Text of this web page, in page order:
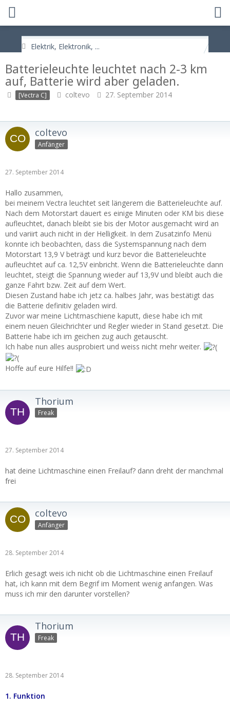
Elektrik, Elektronik, ...
Batterieleuchte leuchtet nach 2-3 km
auf, Batterie wird aber geladen.
[Vectra C] coltevo 27. September 2014
coltevo
Anfänger
27. September 2014
Hallo zusammen,
bei meinem Vectra leuchtet seit längerem die Batterieleuchte auf.
Nach dem Motorstart dauert es einige Minuten oder KM bis diese
aufleuchtet, danach bleibt sie bis der Motor ausgemacht wird an
und variirt auch nicht in der Helligkeit. In dem Zusatzinfo Menü
konnte ich beobachten, dass die Systemspannung nach dem
Motorstart 13,9 V beträgt und kurz bevor die Batterieleuchte
aufleuchtet auf ca. 12,5V einbricht. Wenn die Batterieleuchte dann
leuchtet, steigt die Spannung wieder auf 13,9V und bleibt auch die
ganze Fahrt bzw. Zeit auf dem Wert.
Diesen Zustand habe ich jetz ca. halbes Jahr, was bestätigt das
die Batterie definitiv geladen wird.
Zuvor war meine Lichtmaschiene kaputt, diese habe ich mit
einem neuen Gleichrichter und Regler wieder in Stand gesetzt. Die
Batterie habe ich im geichen zug auch getauscht.
Ich habe nun alles ausprobiert und weiss nicht mehr weiter.
Hoffe auf eure Hilfe!!
Thorium
Freak
27. September 2014
hat deine Lichtmaschine einen Freilauf? dann dreht der manchmal
frei
coltevo
Anfänger
28. September 2014
Erlich gesagt weis ich nicht ob die Lichtmaschine einen Freilauf
hat, ich kann mit dem Begrif im Moment wenig anfangen. Was
muss ich mir den darunter vorstellen?
Thorium
Freak
28. September 2014
1. Funktion